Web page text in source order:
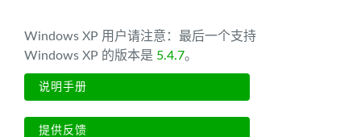
Windows XP 用户请注意：最后一个支持
Windows XP 的版本是 5.4.7。
说明手册
提供反馈